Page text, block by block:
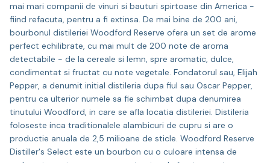
mai mari companii de vinuri si bauturi spirtoase din America -
fiind refacuta, pentru a fi extinsa. De mai bine de 200 ani,
bourbonul distileriei Woodford Reserve ofera un set de arome
perfect echilibrate, cu mai mult de 200 note de aroma
detectabile - de la cereale si lemn, spre aromatic, dulce,
condimentat si fructat cu note vegetale. Fondatorul sau, Elijah
Pepper, a denumit initial distileria dupa fiul sau Oscar Pepper,
pentru ca ulterior numele sa fie schimbat dupa denumirea
tinutului Woodford, in care se afla locatia distileriei. Distileria
foloseste inca traditionalele alambicuri de cupru si are o
productie anuala de 2,5 milioane de sticle. Woodford Reserve
Distiller's Select este un bourbon cu o culoare intensa de